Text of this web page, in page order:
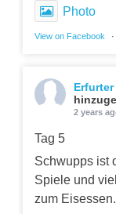
Photo
View on Facebook ·
Erfurter
2 years
Tag 5
Schwupps ist
Spiele und
zum Eisessen.